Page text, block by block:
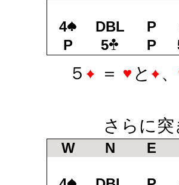
4
DBL P
P
5 P
５
＝ と 、
さらに突き
W N E